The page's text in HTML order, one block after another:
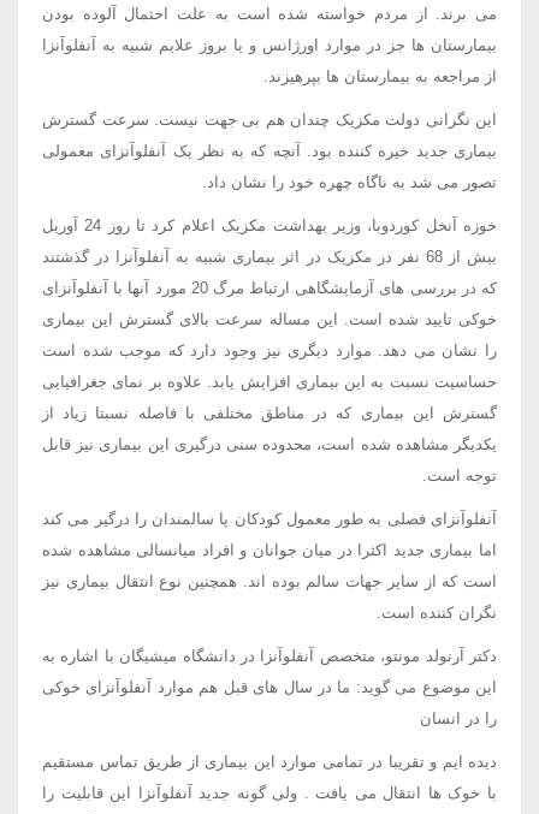
می برند. از مردم خواسته شده است به علت احتمال آلوده بودن
بیمارستان ها جز در موارد اورژانس و یا بروز علایم شبیه به آنفلوآنزا
از مراجعه به بیمارستان ها بپرهیزند.
این نگرانی دولت مکزیک چندان هم بی جهت نیست. سرعت گسترش
بیماری جدید خیره کننده بود. آنچه که به نظر یک آنفلوآنزای معمولی
تصور می شد به ناگاه چهره خود را نشان داد.
خوزه آنخل کوردوبا، وزیر بهداشت مکزیک اعلام کرد تا روز 24 آوریل
بیش از 68 نفر در مکزیک در اثر بیماری شبیه به آنفلوآنزا در گذشتند
که در بررسی های آزمایشگاهی ارتباط مرگ 20 مورد آنها با آنفلوآنزای
خوکی تایید شده است. این مساله سرعت بالای گسترش این بیماری
را نشان می دهد. موارد دیگری نیز وجود دارد که موجب شده است
حساسیت نسبت به این بیماری افزایش یابد. علاوه بر نمای جغرافیایی
گسترش این بیماری که در مناطق مختلفی با فاصله نسبتا زیاد از
یکدیگر مشاهده شده است، محدوده سنی درگیری این بیماری نیز قابل
توجه است.
آنفلوآنزای فصلی به طور معمول کودکان یا سالمندان را درگیر می کند
اما بیماری جدید اکثرا در میان جوانان و افراد میانسالی مشاهده شده
است که از سایر جهات سالم بوده اند. همچنین نوع انتقال بیماری نیز
نگران کننده است.
دکتر آرنولد مونتو، متخصص آنفلوآنزا در دانشگاه میشیگان با اشاره به
این موضوع می گوید: ما در سال های قبل هم موارد آنفلوآنزای خوکی
را در انسان
دیده ایم و تقریبا در تمامی موارد این بیماری از طریق تماس مستقیم
با خوک ها انتقال می یافت . ولی گونه جدید آنفلوآنزا این قابلیت را